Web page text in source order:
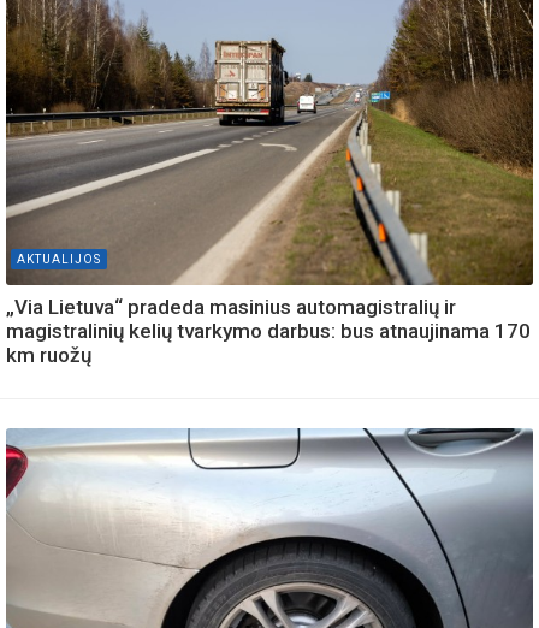
AKTUALIJOS
„Via Lietuva“ pradeda masinius automagistralių ir
magistralinių kelių tvarkymo darbus: bus atnaujinama 170
km ruožų